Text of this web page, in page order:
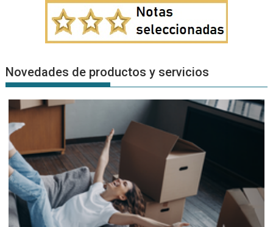
Novedades de productos y servicios